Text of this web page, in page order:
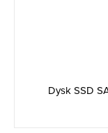
Dysk SSD